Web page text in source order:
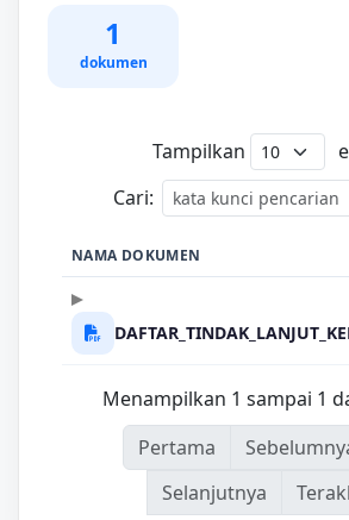
1
dokumen
Tampilkan
Cari:
NAMA DOKUMEN
Menampilkan 1 sampai 1
Pertama
Selanjutnya